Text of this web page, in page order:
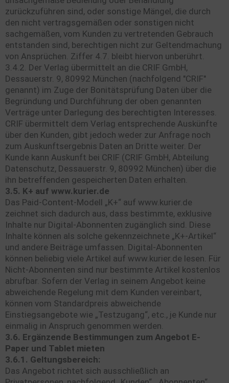
zurückzuführen sind, oder sonstige Mängel, die durch
den nicht vertragsgemäßen oder sonstigen nicht
sachgemäßen, vom Kunden zu vertretenden Gebrauch
entstanden sind, berechtigen nicht zur Geltendmachung
von Ansprüchen. Ziffer 4.7. bleibt hiervon unberührt.
3.4.2. Der Verlag übermittelt an die CRIF GmbH,
Dessauerstr. 9, 80992 München (nachfolgend "CRIF"
genannt) im Zuge der Bonitätsprüfung Daten über die
Begründung und Durchführung der oben genannten
Verträge unter Darlegung des berechtigten Interesses.
CRIF übermittelt dem Verlag entsprechende Auskünfte
über den Kunden, gibt jedoch weder zur Anfrage noch
zum Auskunftsergebnis Daten an Dritte weiter. Der
Kunde kann Auskunft bei CRIF (CRIF GmbH, Abteilung
Datenschutz, Dessauerstr. 9, 80992 München) über die
ihn betreffenden gespeicherten Daten erhalten.
3.5. K+ auf www.kurier.de
Das Paid-Content-Modell „K+“ auf www.kurier.de
zeichnet sich dadurch aus, dass bestimmte, exklusive
Inhalte nur Digital-Abonnenten zugänglich sind. Diese
Inhalte können als solche gekennzeichnete „K+-Artikel“
und andere Beiträge umfassen. Digital-Abonnenten
können beliebig viele Artikel auf www.kurier.de lesen. Für
Nicht-Abonnenten sind nur bestimmte Artikel kostenlos
abrufbar. Sofern der Verlag in seinem Angebot keine
abweichende Regelung mit dem Kunden vereinbart,
können vom Standardpreis abweichende
Einstiegsangebote wie „Testzugang“, etc., je Kunde nur
einmalig in Anspruch genommen werden.
3.6. Ergänzende Bestimmungen zum Angebot E-
Paper und Tablet mieten
3.6.1. Geltungsbereich:
Das Angebot richtet sich ausschließlich an